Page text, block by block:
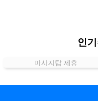
인
보
인
마사지탑 제휴